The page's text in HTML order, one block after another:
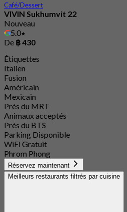
Café/Dessert
VIVIN Sukhumvit 22
Nouveau
5.0
De ฿ 430
Étiquettes
Italien
Fusion
Américain
Mexicain
Près du MRT
Animaux acceptés
Près du BTS
Parking Disponible
WiFi Gratuit
Phrom Phong
Réservez maintenant
Meilleurs restaurants filtrés par cuisine